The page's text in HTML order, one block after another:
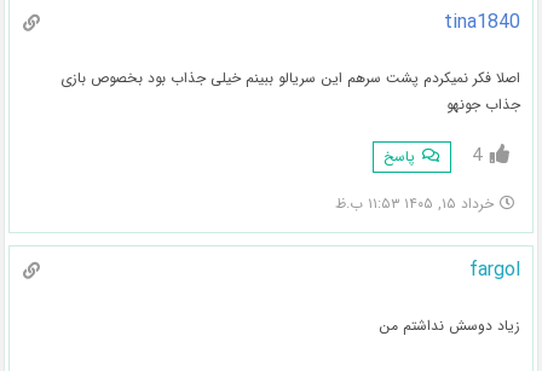
tina1840
اصلا فکر نمیکردم پشت سرهم این سریالو ببینم خیلی جذاب بود بخصوص بازی
جذاب جونهو
4 پاسخ
خرداد ۱۵, ۱۴۰۵ ۱۱:۵۳ ب.ظ
fargol
زیاد دوسش نداشتم من